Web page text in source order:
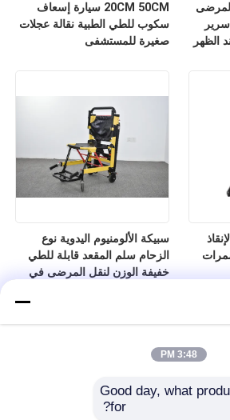
20CM 50CM سيارة إسعاف
سكوب للطي الطبية نقالة عجلات
صغيرة للمستشفى
الظهر
سبيكة الألومنيوم اليدوية نوع
الزحام سلم المقعد قابلة للطي
خفيفة الوزن لنقل المرضى في
3:48 PM
Good day, what
for?